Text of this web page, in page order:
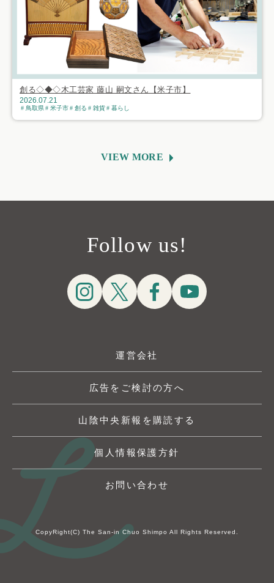
創る◇◆◇木工芸家 藤山 嗣文さん【米子市】
2026.07.21
鳥取県 米子市 創る 雑貨 暮らし
VIEW MORE
Follow us!
運営会社
広告をご検討の方へ
山陰中央新報を購読する
個人情報保護方針
お問い合わせ
CopyRight(C) The San-in Chuo Shimpo All Rights Reserved.